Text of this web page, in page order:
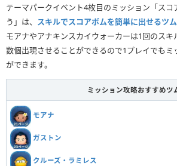
テーマパークイベント4枚目のミッション「スコ
う」は、 スキルでスコアボムを簡単に出せるツム
モアナやアナキンスカイウォーカーは1回のス
数個出現させることができるので1プレイでもミ
ができます。
ミッション攻略おすすめツ
モアナ
ガストン
クルーズ・ラミレス